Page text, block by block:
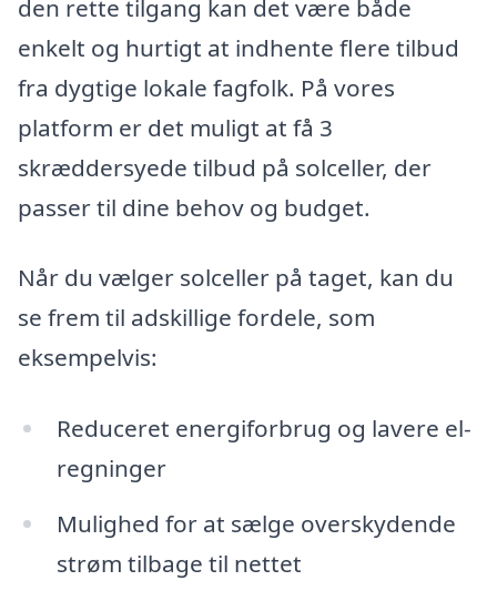
den rette tilgang kan det være både
enkelt og hurtigt at indhente flere tilbud
fra dygtige lokale fagfolk. På vores
platform er det muligt at få 3
skræddersyede tilbud på solceller, der
passer til dine behov og budget.
Når du vælger solceller på taget, kan du
se frem til adskillige fordele, som
eksempelvis:
Reduceret energiforbrug og lavere el-
regninger
Mulighed for at sælge overskydende
strøm tilbage til nettet